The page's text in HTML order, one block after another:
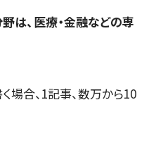
は、医療・金融などの専
場合、1記事、数万から10